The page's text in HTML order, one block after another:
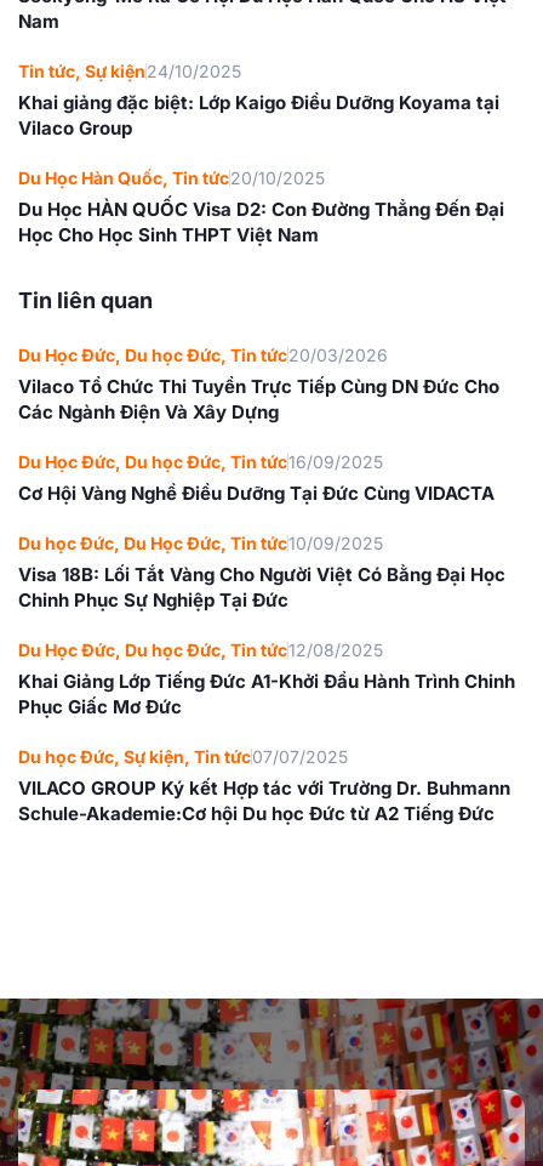
Nam
Tin tức, Sự kiện24/10/2025
Khai giảng đặc biệt: Lớp Kaigo Điều Dưỡng Koyama tại
Vilaco Group
Du Học Hàn Quốc, Tin tức20/10/2025
Du Học HÀN QUỐC Visa D2: Con Đường Thẳng Đến Đại
Học Cho Học Sinh THPT Việt Nam
Tin liên quan
Du Học Đức, Du học Đức, Tin tức20/03/2026
Vilaco Tổ Chức Thi Tuyển Trực Tiếp Cùng DN Đức Cho
Các Ngành Điện Và Xây Dựng
Du Học Đức, Du học Đức, Tin tức16/09/2025
Cơ Hội Vàng Nghề Điều Dưỡng Tại Đức Cùng VIDACTA
Du học Đức, Du Học Đức, Tin tức10/09/2025
Visa 18B: Lối Tắt Vàng Cho Người Việt Có Bằng Đại Học
Chinh Phục Sự Nghiệp Tại Đức
Du Học Đức, Du học Đức, Tin tức12/08/2025
Khai Giảng Lớp Tiếng Đức A1-Khởi Đầu Hành Trình Chinh
Phục Giấc Mơ Đức
Du học Đức, Sự kiện, Tin tức07/07/2025
VILACO GROUP Ký kết Hợp tác với Trường Dr. Buhmann
Schule-Akademie:Cơ hội Du học Đức từ A2 Tiếng Đức